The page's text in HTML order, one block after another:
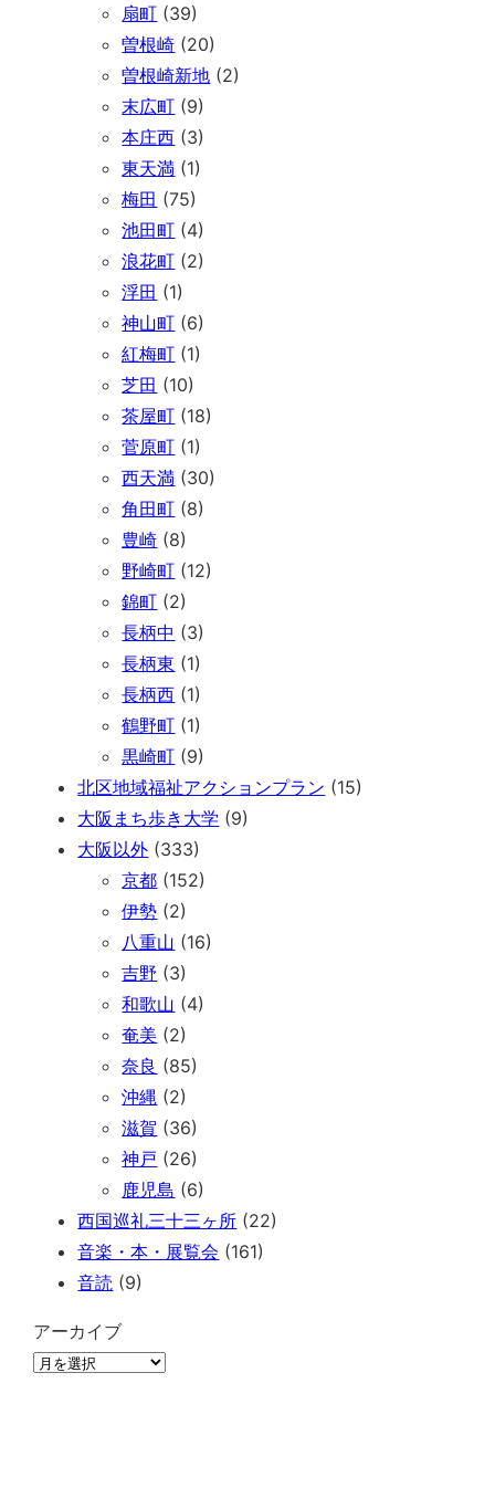
扇町 (39)
曽根崎 (20)
曽根崎新地 (2)
末広町 (9)
本庄西 (3)
東天満 (1)
梅田 (75)
池田町 (4)
浪花町 (2)
浮田 (1)
神山町 (6)
紅梅町 (1)
芝田 (10)
茶屋町 (18)
菅原町 (1)
西天満 (30)
角田町 (8)
豊崎 (8)
野崎町 (12)
錦町 (2)
長柄中 (3)
長柄東 (1)
長柄西 (1)
鶴野町 (1)
黒崎町 (9)
北区地域福祉アクションプラン (15)
大阪まち歩き大学 (9)
大阪以外 (333)
京都 (152)
伊勢 (2)
八重山 (16)
吉野 (3)
和歌山 (4)
奄美 (2)
奈良 (85)
沖縄 (2)
滋賀 (36)
神戸 (26)
鹿児島 (6)
西国巡礼三十三ヶ所 (22)
音楽・本・展覧会 (161)
音読 (9)
アーカイブ